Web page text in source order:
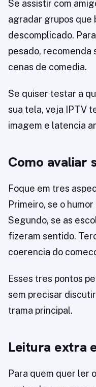
Se assistir com
agradar grupos que
descomplicado.
pesado, recomenda
cenas de comedia.
Se quiser testar a
sua tela, veja IPTV
imagem e latencia
Como avaliar
Foque em tres
Primeiro, se o
Segundo, se as
fizeram sentido.
coerencia do
Esses tres pontos
sem precisar
trama principal.
Leitura extra
Para quem quer ler